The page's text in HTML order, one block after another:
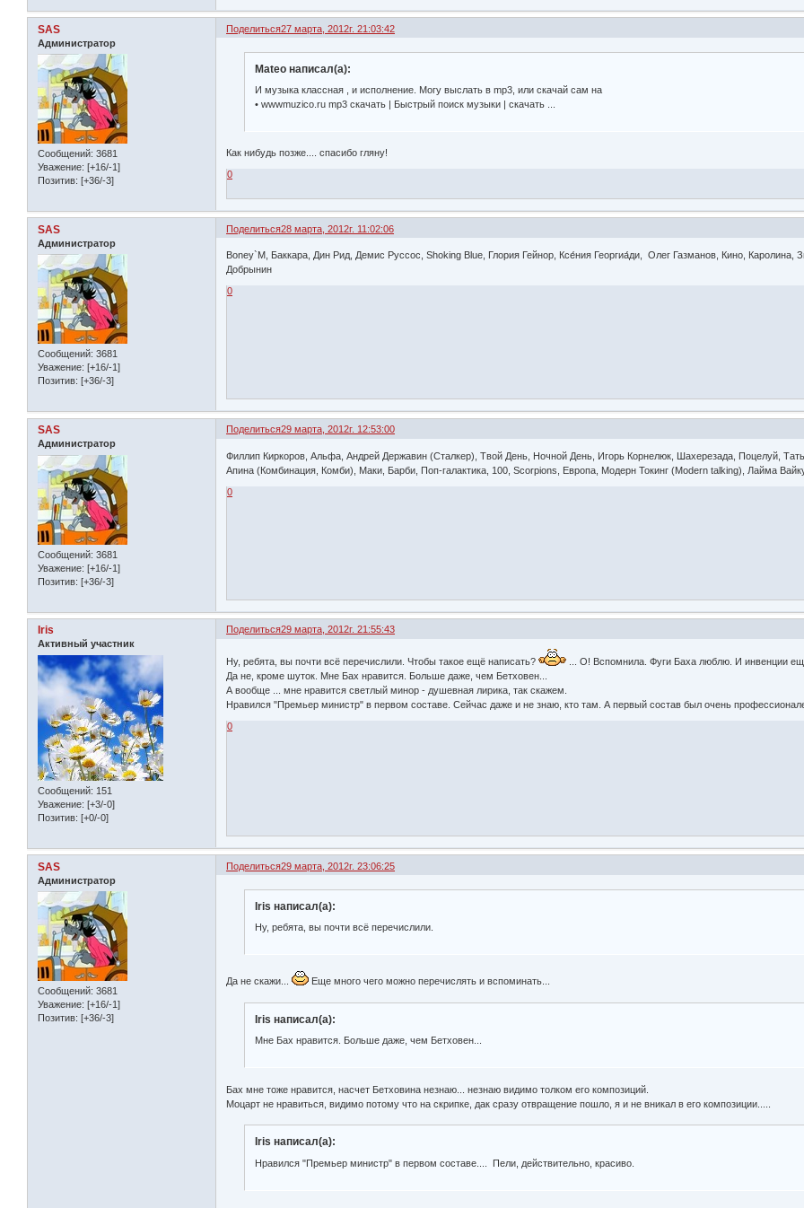
Поделиться27 марта, 2012г. 21:03:42
SAS
Администратор
Сообщений: 3681
Уважение: [+16/-1]
Позитив: [+36/-3]
Mateo написал(а):
И музыка классная , и исполнение. Могу выслать в mp3, или скачай сам на
• wwwmuzico.ru mp3 скачать | Быстрый поиск музыки | скачать ...
Как нибудь позже.... спасибо гляну!
0
Поделиться28 марта, 2012г. 11:02:06
SAS
Администратор
Сообщений: 3681
Уважение: [+16/-1]
Позитив: [+36/-3]
Boney`M, Баккара, Дин Рид, Демис Руссос, Shoking Blue, Глория Гейнор, Ксе́ния Георгиа́ди, Олег Газманов, Кино,
Добрынин
0
Поделиться29 марта, 2012г. 12:53:00
SAS
Администратор
Сообщений: 3681
Уважение: [+16/-1]
Позитив: [+36/-3]
Филлип Киркоров, Альфа, Андрей Державин (Сталкер), Твой День, Ночной День, Игорь Корнелюк, Шахерезада, Поцелуй,
Апина (Комбинация, Комби), Маки, Барби, Поп-галактика, 100, Scorpions, Европа, Модерн Токинг (Modern talking), Лайма
0
Поделиться29 марта, 2012г. 21:55:43
Iris
Активный участник
Сообщений: 151
Уважение: [+3/-0]
Позитив: [+0/-0]
Ну, ребята, вы почти всё перечислили. Чтобы такое ещё написать?
... О! Вспомнила. Фуги Баха люблю. И инвенции
Да не, кроме шуток. Мне Бах нравится. Больше даже, чем Бетховен...
А вообще ... мне нравится светлый минор - душевная лирика, так скажем.
Нравился "Премьер министр" в первом составе. Сейчас даже и не знаю, кто там. А первый состав был очень
0
Поделиться29 марта, 2012г. 23:06:25
SAS
Администратор
Сообщений: 3681
Уважение: [+16/-1]
Позитив: [+36/-3]
Iris написал(а):
Ну, ребята, вы почти всё перечислили.
Да не скажи... Еще много чего можно перечислять и вспоминать...
Iris написал(а):
Мне Бах нравится. Больше даже, чем Бетховен...
Бах мне тоже нравится, насчет Бетховина незнаю... незнаю видимо толком его композиций.
Моцарт не нравиться, видимо потому что на скрипке, дак сразу отвращение пошло, я и не вникал в его композиции.....
Iris написал(а):
Нравился "Премьер министр" в первом составе.... Пели, действительно, красиво.